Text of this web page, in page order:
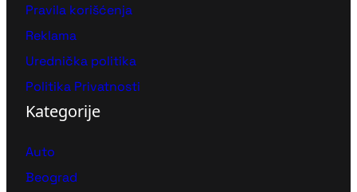
Pravila korišćenja
Reklama
Urednička politika
Politika Privatnosti
Kategorije
Auto
Beograd